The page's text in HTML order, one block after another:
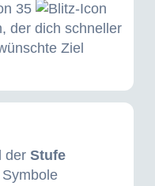
35
der dich schneller
Ziel
der Stufe